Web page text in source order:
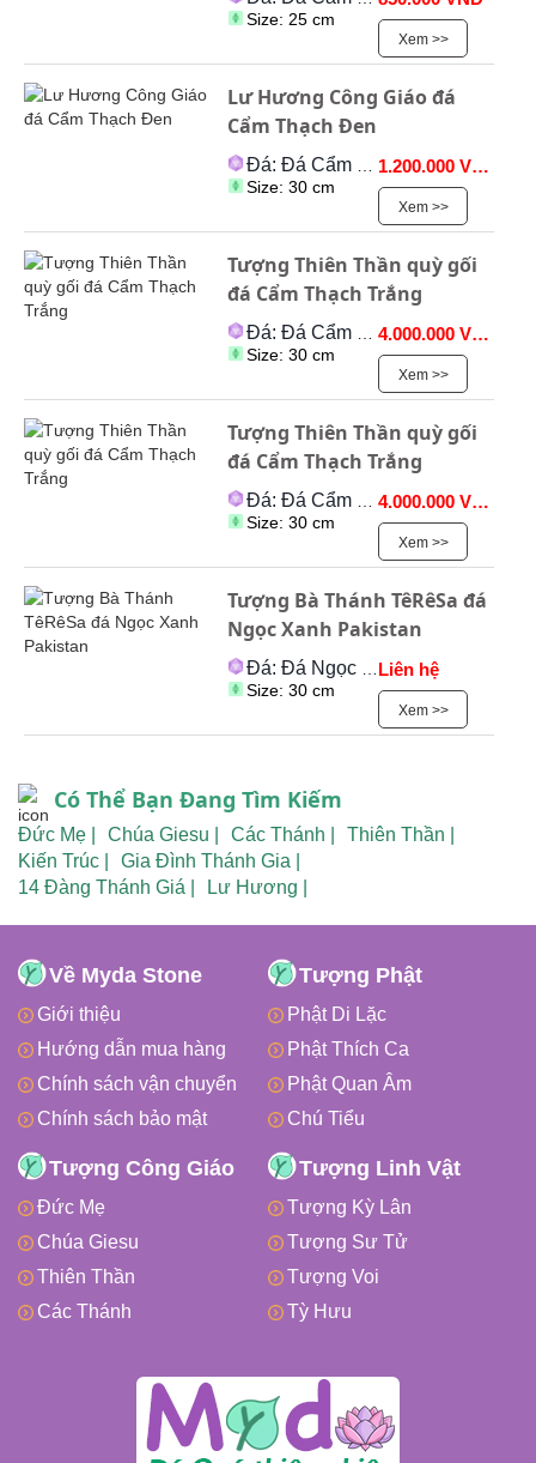
Size: 25 cm
Xem >>
Lư Hương Công Giáo đá
Cẩm Thạch Đen
Đá: Đá Cẩm Thạch
Size: 30 cm
1.200.000 VNĐ
Xem >>
Tượng Thiên Thần quỳ gối
đá Cẩm Thạch Trắng
Đá: Đá Cẩm Thạch
Size: 30 cm
4.000.000 VNĐ
Xem >>
Tượng Thiên Thần quỳ gối
đá Cẩm Thạch Trắng
Đá: Đá Cẩm Thạch
Size: 30 cm
4.000.000 VNĐ
Xem >>
Tượng Bà Thánh TêRêSa đá
Ngọc Xanh Pakistan
Đá: Đá Ngọc Onyx
Size: 30 cm
Liên hệ
Xem >>
Có Thể Bạn Đang Tìm Kiếm
Đức Mẹ | Chúa Giesu | Các Thánh |
Thiên Thần |
Kiến Trúc |
Gia Đình Thánh Gia |
14 Đàng Thánh Giá |
Lư Hương |
Về Myda Stone
Giới thiệu
Hướng dẫn mua hàng
Chính sách vận chuyển
Chính sách bảo mật
Tượng Phật
Phật Di Lặc
Phật Thích Ca
Phật Quan Âm
Chú Tiểu
Tượng Công Giáo
Đức Mẹ
Chúa Giesu
Thiên Thần
Các Thánh
Tượng Linh Vật
Tượng Kỳ Lân
Tượng Sư Tử
Tượng Voi
Tỳ Hưu